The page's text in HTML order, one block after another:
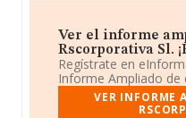
Ver el informe
Rscorporativa Sl.
Regístrate en
Informe Ampliado de
VER INFORME